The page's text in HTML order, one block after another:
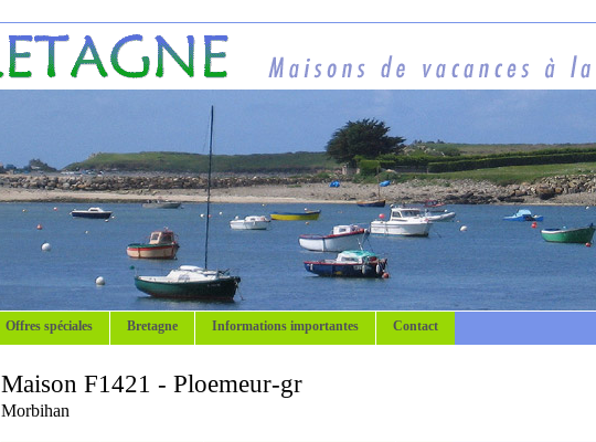
Offres spéciales Bretagne Informations importantes Contact
Maison F1421 - Ploemeur-gr
Morbihan